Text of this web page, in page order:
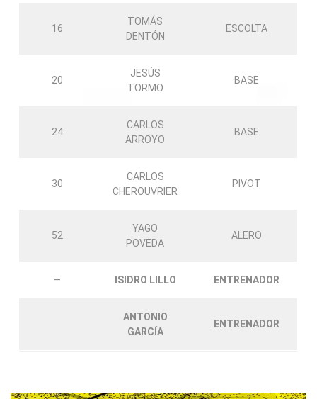
16
TOMÁS
DENTÓN
ESCOLTA
20
JESÚS
TORMO
BASE
24
CARLOS
ARROYO
BASE
30
CARLOS
CHEROUVRIER
PIVOT
52
YAGO
POVEDA
ALERO
— ISIDRO LILLO ENTRENADOR
ANTONIO
GARCÍA
ENTRENADOR